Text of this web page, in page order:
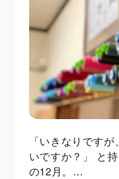
「いきなりです
いですか？」 と
の12月。…